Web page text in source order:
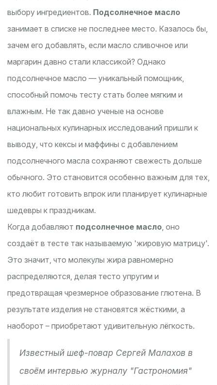
выбору ингредиентов. Подсолнечное масло
занимает в списке не последнее место. Казалось бы,
зачем его добавлять, если масло сливочное или
маргарин давно стали классикой? Однако
подсолнечное масло — уникальный помощник,
способный помочь тесту стать более мягким и
влажным. Не так давно ученые на основе
национальных кулинарных исследований пришли к
выводу, что кексы и маффины с добавлением
подсолнечного масла сохраняют свежесть дольше
обычного. Это становится особенно важным для тех,
кто любит готовить впрок или планирует кулинарные
шедевры к праздникам.
Когда добавляют подсолнечное масло, оно
создаёт в тесте так называемую 'жировую матрицу'.
Это значит, что молекулы жира равномерно
распределяются, делая тесто упругим и
предотвращая чрезмерное образование глютена. В
результате изделия не становятся жёсткими, а
наоборот – приобретают удивительную лёгкость.
Известный шеф-повар Сергей Малахов в
своём интервью журналу "Гастрономия"